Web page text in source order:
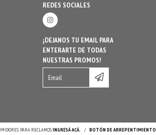
REDES SOCIALES
¡DEJANOS TU EMAIL PARA
ENTERARTE DE TODAS
NUESTRAS PROMOS!
PARA RECLAMOSINGRESÁ ACÁ. / BOTÓN DE ARREPENTIMIENTO